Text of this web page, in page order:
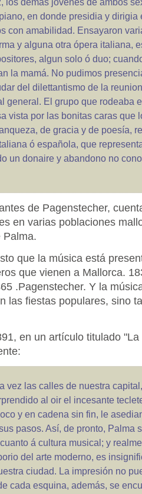
los demas jóvenes de ambos
en donde presidia y dirigia
con amabilidad. Ensayaron
y alguna otra ópera italiana,
algun solo ó duo;
la mamá. No pudimos
del dilettantismo de la
general. El grupo que rodeaba
vista por las bonitas caras que
de gracia y de poesía,
ó española, que
un donaire y abandono no
de Pagenstecher,
en varias poblaciones
Palma.
que la música está
que vienen a Mallorca.
.Pagenstecher. Y la
las fiestas populares, sino
en un artículo titulado "La
vez las calles de nuestra
al oir el incesante
y en cadena sin fin, le
pasos. Así, de pronto, Palma
á cultura musical; y
del arte moderno, es
ciudad. La impresión no
cada esquina, además, se